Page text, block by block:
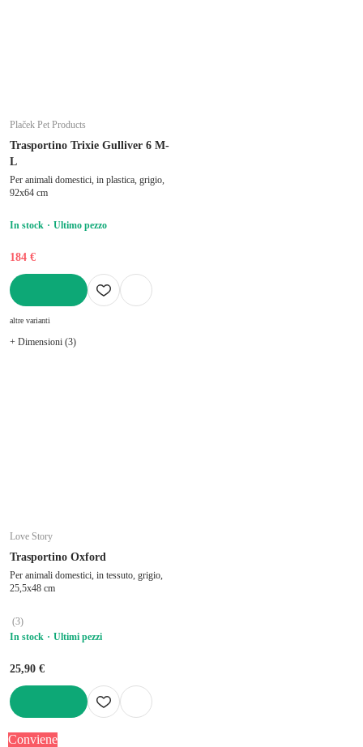
Plaček Pet Products
Trasportino Trixie Gulliver 6 M-
L
Per animali domestici, in plastica, grigio,
92x64 cm
In stock Ultimo pezzo
184 €
altre varianti
+ Dimensioni (3)
Love Story
Trasportino Oxford
Per animali domestici, in tessuto, grigio,
25,5x48 cm
(3)
In stock
Ultimi pezzi
25,90 €
Conviene